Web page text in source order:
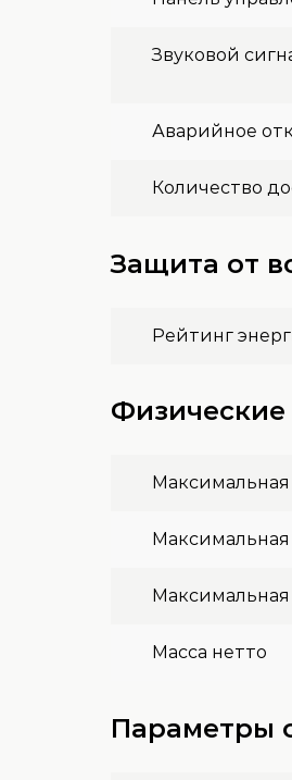
Звуковой
Аварийное
Количество
Защита от
Рейтинг
Максимальная
Масса нетто
Параметры